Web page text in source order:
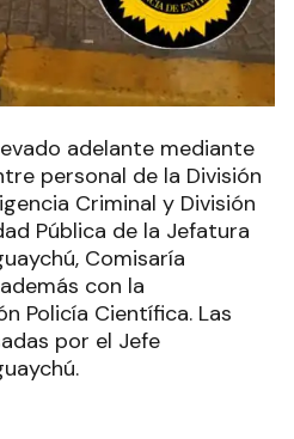
adelante mediante
personal de la División
Criminal y División
Pública de la Jefatura
Comisaría
con la
Policía Científica. Las
por el Jefe